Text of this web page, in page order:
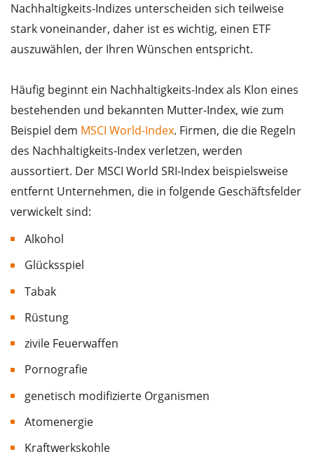
Nachhaltigkeits-Indizes unterscheiden sich teilweise
stark voneinander, daher ist es wichtig, einen ETF
auszuwählen, der Ihren Wünschen entspricht.
Häufig beginnt ein Nachhaltigkeits-Index als Klon eines
bestehenden und bekannten Mutter-Index, wie zum
Beispiel dem MSCI World-Index. Firmen, die die Regeln
des Nachhaltigkeits-Index verletzen, werden
aussortiert. Der MSCI World SRI-Index beispielsweise
entfernt Unternehmen, die in folgende Geschäftsfelder
verwickelt sind:
Alkohol
Glücksspiel
Tabak
Rüstung
zivile Feuerwaffen
Pornografie
genetisch modifizierte Organismen
Atomenergie
Kraftwerkskohle